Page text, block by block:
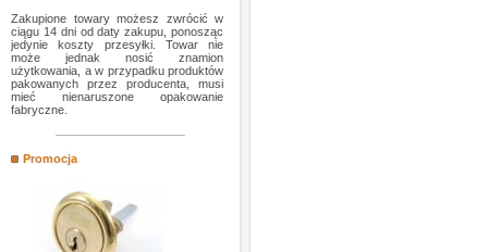
Zakupione towary możesz zwrócić w
ciągu 14 dni od daty zakupu, ponosząc
jedynie koszty przesyłki. Towar nie
może jednak nosić znamion
użytkowania, a w przypadku produktów
pakowanych przez producenta, musi
mieć nienaruszone opakowanie
fabryczne.
Promocja